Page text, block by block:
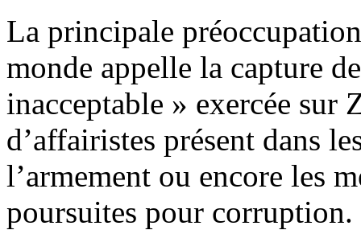
La principale
monde appelle la capture
inacceptable » exercée sur
d’affairistes présent dans
l’armement ou encore les
poursuites pour corruption.